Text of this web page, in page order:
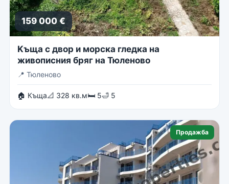
159 000 €
Kъща с двор и морска гледка на
живописния бряг на Тюленово
📍 Тюленово
🏠 Къща📐 328 кв.м🛏 5🛁 5
Продажба